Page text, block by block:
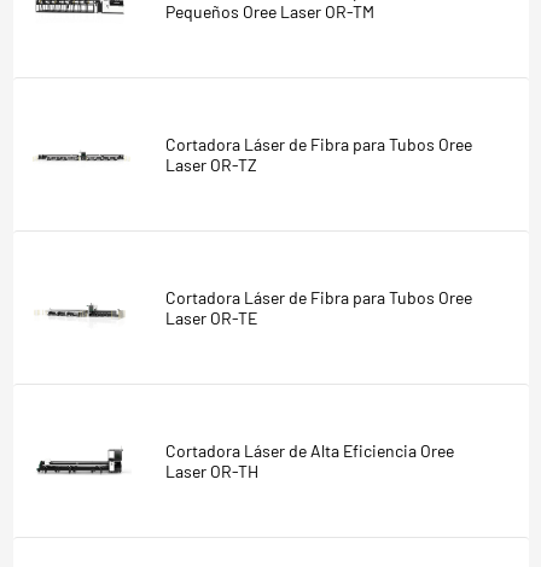
Pequeños Oree Laser OR-TM
Cortadora Láser de Fibra para Tubos Oree
Laser OR-TZ
Cortadora Láser de Fibra para Tubos Oree
Laser OR-TE
Cortadora Láser de Alta Eficiencia Oree
Laser OR-TH